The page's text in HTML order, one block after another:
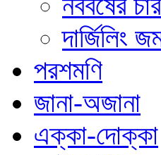
দার্জিলিং
পরশমণি
জানা-অজানা
এক্কা-দোক্কা